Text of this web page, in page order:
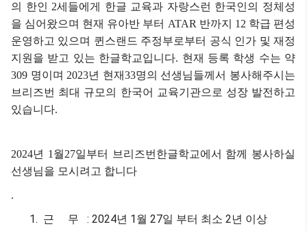
의 한인 2세들에게 한글 교육과 자랑스런 한국인의 정체성
을 심어왔으며 현재 유아반 부터 ATAR 반까지 12 학급 편성
운영하고 있으며 퀸스랜드 주정부로부터 공식 인가 및 재정
지원을 받고 있는 한글학교입니다. 현재 등록 학생 수는 약
309 명이며 2023년 현재33명의 선생님들께서 봉사해주시는
브리즈번 최대 규모의 한국어 교육기관으로 성장 발전하고
있습니다.
2024년 1 월27일부터 브리즈번한글학교에서 함께 봉사하실
선생님을 모시려고 합니다
.
1. 근 무 : 2024년 1 월 27일 부터 최소 2년 이상